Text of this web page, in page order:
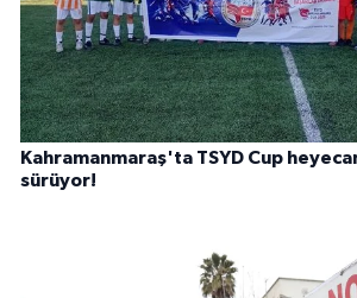
Kahramanmaraş'ta TSYD Cup
sürüyor!